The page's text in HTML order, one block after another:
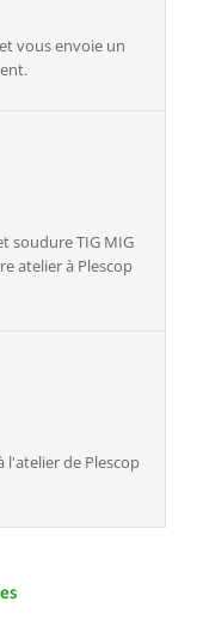
vous envoie un
soudure TIG MIG
atelier à Plescop
l'atelier de Plescop